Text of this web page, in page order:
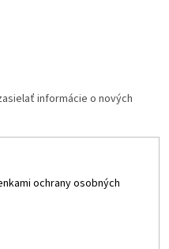
informácie o nových
ochrany osobných